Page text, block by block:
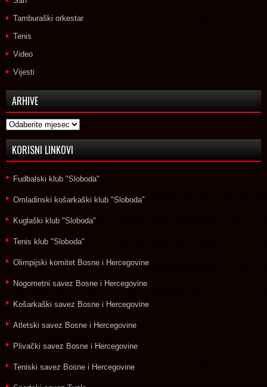
Tamburaški orkestar
Tenis
Video
Vijesti
ARHIVE
Arhive
KORISNI LINKOVI
Fudbalski klub "Sloboda"
Omladinski košarkaški klub "Sloboda"
Kuglaški klub "Sloboda"
Tenis klub "Sloboda"
Olimpijski komitet Bosne i Hercegovine
Nogometni savez Bosne i Hercegovine
Košarkaški savez Bosne i Hercegovine
Atletski savez Bosne i Hercegovine
Plivački savez Bosne i Hercegovine
Teniski savez Bosne i Hercegovine